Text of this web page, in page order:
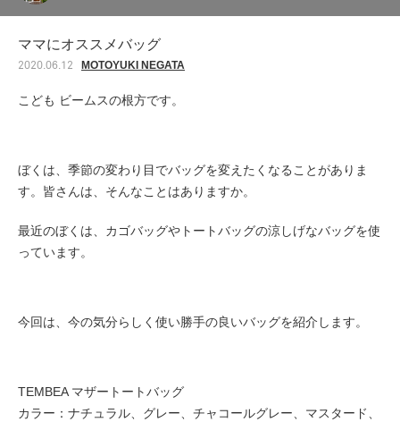
ママにオススメバッグ
2020.06.12 MOTOYUKI NEGATA
こども ビームスの根方です。
ぼくは、季節の変わり目でバッグを変えたくなることがありま
す。皆さんは、そんなことはありますか。
最近のぼくは、カゴバッグやトートバッグの涼しげなバッグを使
っています。
今回は、今の気分らしく使い勝手の良いバッグを紹介します。
TEMBEA マザートートバッグ
カラー：ナチュラル、グレー、チャコールグレー、マスタード、